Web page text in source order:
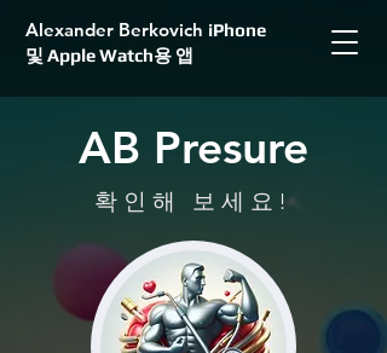
Alexander Berkovich iPhone
및 Apple Watch용 앱
AB Presure
확인해 보세요!